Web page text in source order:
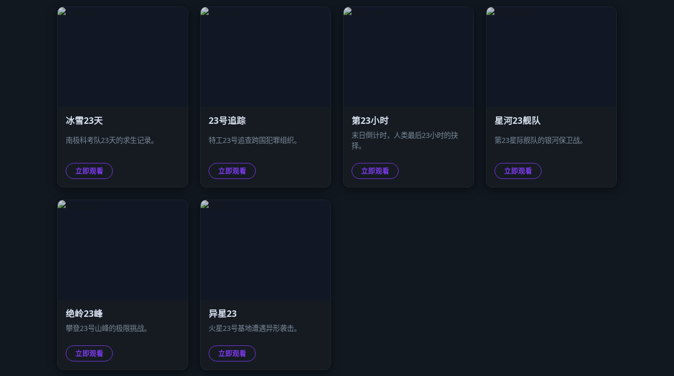
冰雪23天
南极科考队23天的求生记录。
立即观看
23号追踪
特工23号追查跨国犯罪组织。
立即观看
第23小时
末日倒计时，人类最后23小时的抉
择。
立即观看
星河23舰队
第23星际舰队的银河保卫战。
立即观看
绝岭23峰
攀登23号山峰的极限挑战。
立即观看
异星23
火星23号基地遭遇异形袭击。
立即观看